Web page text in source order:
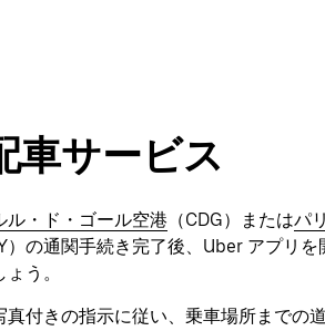
車サービス
ル・ド・ゴール空港 （CDG）またはパ
）の通関手続き完了後、Uber アプリ
う。
真付きの指示に従い、乗車場所までの